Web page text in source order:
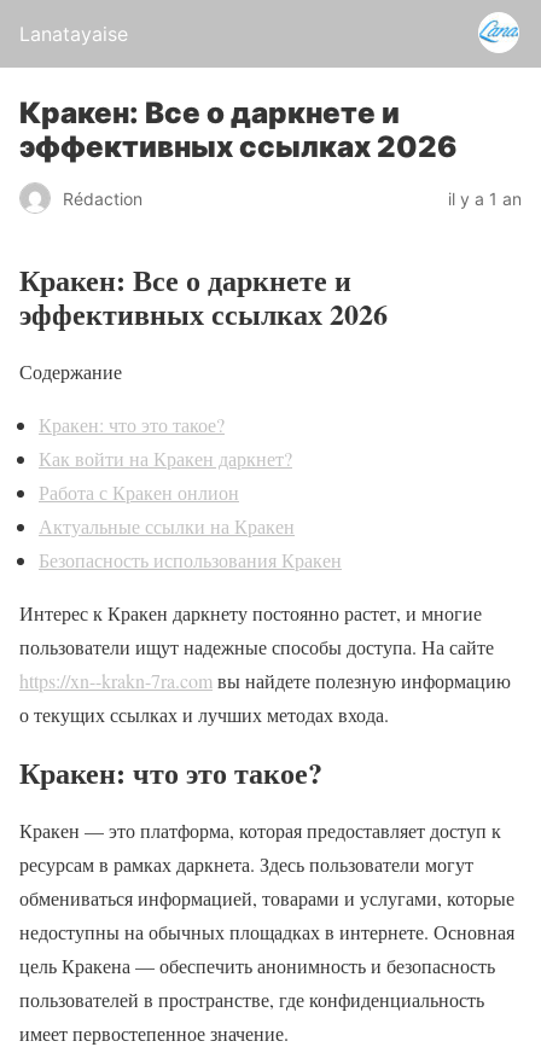
Lanatayaise
Кракен: Все о даркнете и
эффективных ссылках 2026
Rédaction il y a 1 an
Кракен: Все о даркнете и
эффективных ссылках 2026
Содержание
Кракен: что это такое?
Как войти на Кракен даркнет?
Работа с Кракен онлион
Актуальные ссылки на Кракен
Безопасность использования Кракен
Интерес к Кракен даркнету постоянно растет, и многие
пользователи ищут надежные способы доступа. На сайте
https://xn--krakn-7ra.com вы найдете полезную информацию
о текущих ссылках и лучших методах входа.
Кракен: что это такое?
Кракен — это платформа, которая предоставляет доступ к
ресурсам в рамках даркнета. Здесь пользователи могут
обмениваться информацией, товарами и услугами, которые
недоступны на обычных площадках в интернете. Основная
цель Кракена — обеспечить анонимность и безопасность
пользователей в пространстве, где конфиденциальность
имеет первостепенное значение.